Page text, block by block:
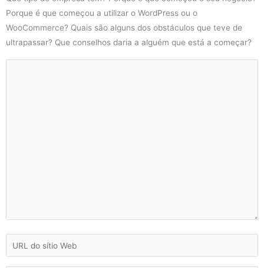
Porque é que começou a utilizar o WordPress ou o
WooCommerce? Quais são alguns dos obstáculos que teve de
ultrapassar? Que conselhos daria a alguém que está a começar?